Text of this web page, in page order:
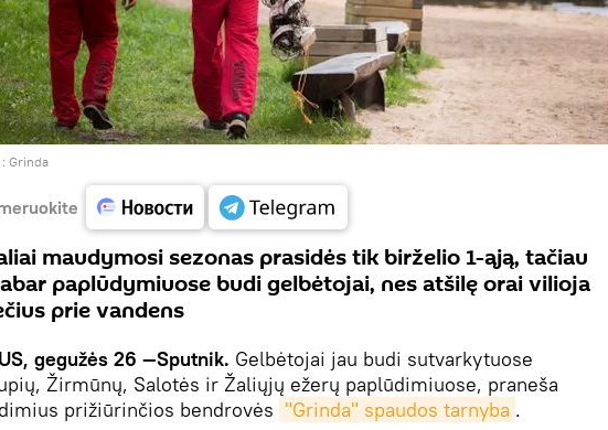
Grinda
maudymosi sezonas prasidės tik birželio 1-ąją, tačiau
paplūdymiuose budi gelbėtojai, nes atšilę orai vilioja
prie vandens
gegužės 26 —Sputnik. Gelbėtojai jau budi sutvarkytuose
Žirmūnų, Salotės ir Žaliųjų ežerų paplūdimiuose, praneša
prižiūrinčios bendrovės "Grinda" spaudos tarnyba .